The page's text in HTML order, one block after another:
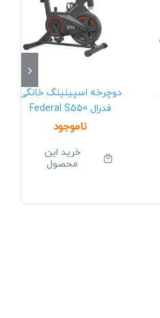
دوچرخه اسپینینگ خانگی
فدرال Federal S550
ناموجود
خرید این
محصول